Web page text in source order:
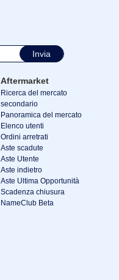
Invia
Aftermarket
Ricerca del mercato
secondario
Panoramica del mercato
Elenco utenti
Ordini arretrati
Aste scadute
Aste Utente
Aste indietro
Aste Ultima Opportunità
Scadenza chiusura
NameClub Beta